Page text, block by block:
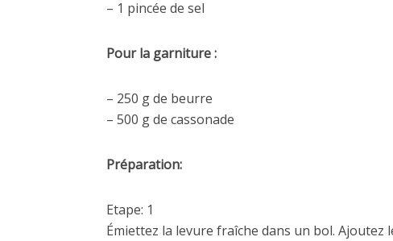
– 1 pincée de sel
Pour la garniture :
– 250 g de beurre
– 500 g de cassonade
Préparation:
Etape: 1
Émiettez la levure fraîche dans un bol. Ajoutez